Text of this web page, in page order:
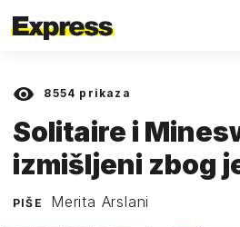
8554 prikaza
Solitaire i
izmišljeni zbog
PIŠE Merita Arslani